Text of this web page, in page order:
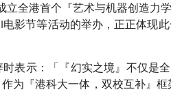
全港首个『艺术与机器创造力
影节等活动的举办，正正体现
时表示：「『幻实之境』不仅是
为『港科大一体，双校互补』